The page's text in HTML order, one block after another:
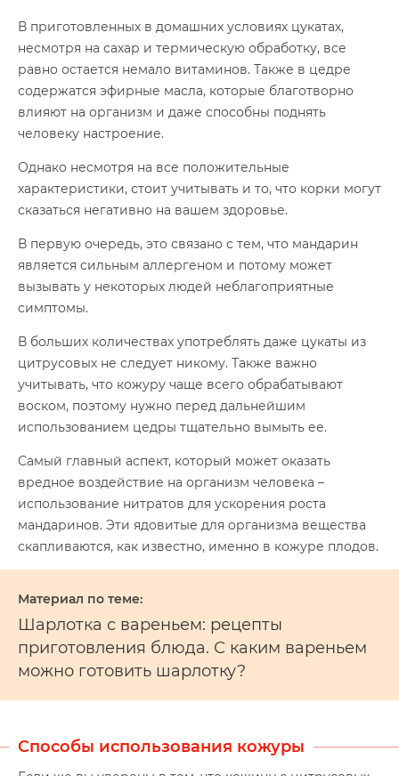
В приготовленных в домашних условиях цукатах,
несмотря на сахар и термическую обработку, все
равно остается немало витаминов. Также в цедре
содержатся эфирные масла, которые благотворно
влияют на организм и даже способны поднять
человеку настроение.
Однако несмотря на все положительные
характеристики, стоит учитывать и то, что корки могут
сказаться негативно на вашем здоровье.
В первую очередь, это связано с тем, что мандарин
является сильным аллергеном и потому может
вызывать у некоторых людей неблагоприятные
симптомы.
В больших количествах употреблять даже цукаты из
цитрусовых не следует никому. Также важно
учитывать, что кожуру чаще всего обрабатывают
воском, поэтому нужно перед дальнейшим
использованием цедры тщательно вымыть ее.
Самый главный аспект, который может оказать
вредное воздействие на организм человека –
использование нитратов для ускорения роста
мандаринов. Эти ядовитые для организма вещества
скапливаются, как известно, именно в кожуре плодов.
Шарлотка с вареньем: рецепты
приготовления блюда. С каким вареньем
можно готовить шарлотку?
Способы использования кожуры